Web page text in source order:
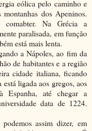
eólica pelo caminho e
dos Apeninos.
Na Grécia a
paralisada, em função
está mais lenta.
a Nápoles, ao fim da
de habitantes e a região
cidade italiana, ficando
ligada aos gregos, aos
Espanha, até chegar a
data de 1224.
assim dizer, em